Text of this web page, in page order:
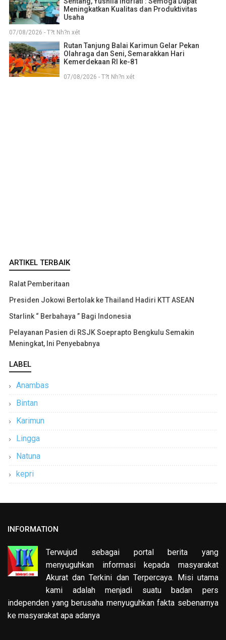
Meningkatkan Kualitas dan Produktivitas
Usaha
07/08/2026 - T?t Nh?n xét
Rutan Tanjung Balai Karimun Gelar Pekan
Olahraga dan Seni, Semarakkan Hari
Kemerdekaan RI ke-81
07/08/2026 - T?t Nh?n xét
ARTIKEL TERBAIK
Ralat Pemberitaan
Presiden Jokowi Bertolak ke Thailand Hadiri KTT ASEAN
Starlink “ Berbahaya ” Bagi Indonesia
Pelayanan Pasien di RSJK Soeprapto Bengkulu Semakin
Meningkat, Ini Penyebabnya
LABEL
Anambas
Bintan
Karimun
Lingga
Natuna
kepri
INFORMATION
Terwujud sebagai portal berita yang
menyuguhkan informasi kepada masyarakat
Akurat dan Terkini dan Terpercaya. Misi utama
kami adalah menjadi suatu badan pers
independen yang berusaha menyuguhkan fakta sebenarnya
ke masyarakat apa adanya